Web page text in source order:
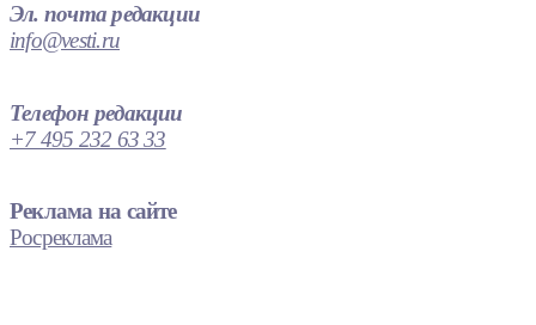
Эл. почта редакции
info@vesti.ru
Телефон редакции
+7 495 232 63 33
Реклама на сайте
Росреклама